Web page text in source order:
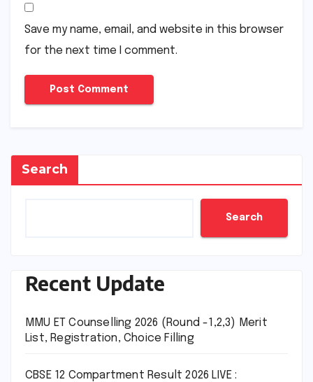
Save my name, email, and website in this browser
for the next time I comment.
Search
Search
Recent Update
MMU ET Counselling 2026 (Round -1,2,3) Merit
List, Registration, Choice Filling
CBSE 12 Compartment Result 2026 LIVE :